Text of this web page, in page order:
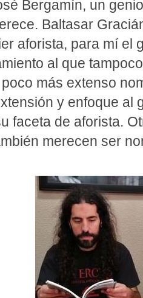
Bergamín, un
Baltasar
aforista, para mí el
al que
más extenso
y enfoque al
faceta de aforista.
merecen ser